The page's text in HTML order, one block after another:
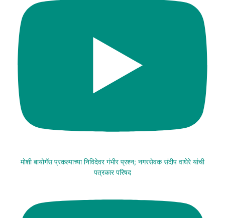
मोशी बायोगॅस प्रकल्पाच्या निविदेवर गंभीर प्रश्न; नगरसेवक संदीप वाघेरे यांची
पत्रकार परिषद